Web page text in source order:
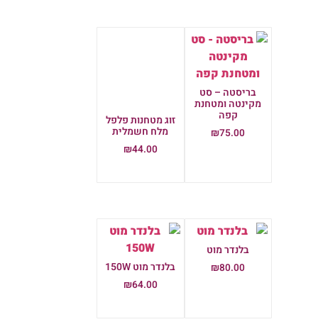
בריסטה – סט
מקינטה ומטחנת
קפה
₪75.00
זוג מטחנות פלפל
מלח חשמלית
₪44.00
בלנדר מוט
₪80.00 בלנדר מוט 150W
₪64.00